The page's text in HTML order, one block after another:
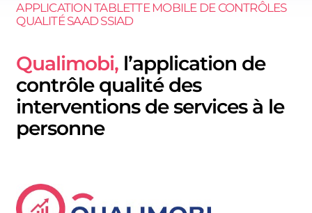
Clients
Ressources
APPLICATION TABLETTE MOBILE DE CONTRÔLES
QUALITÉ SAAD SSIAD
Qualimobi, l’application de
contrôle qualité des
interventions de services à le
personne